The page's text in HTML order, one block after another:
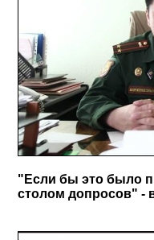
"Если бы это было
столом допросов" -